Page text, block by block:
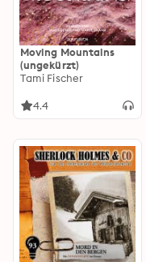
Moving Mountains
(ungekürzt)
Tami Fischer
4.4